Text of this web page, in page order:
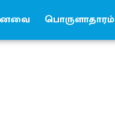
பொருளாதாரம்